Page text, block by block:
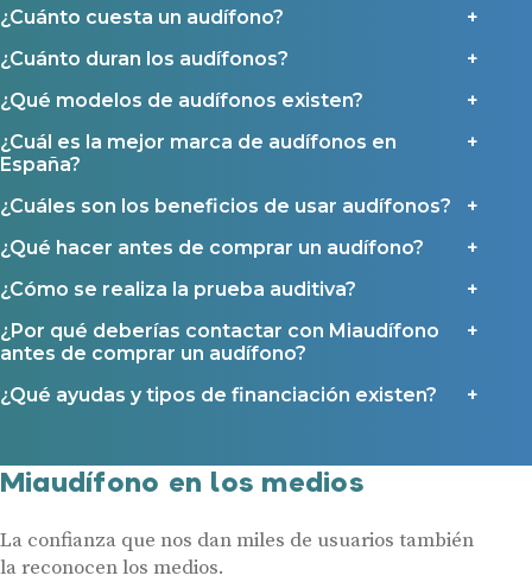
¿Cuánto cuesta un audífono?
¿Cuánto duran los audífonos?
¿Qué modelos de audífonos existen?
¿Cuál es la mejor marca de audífonos en
España?
¿Cuáles son los beneficios de usar audífonos?
¿Qué hacer antes de comprar un audífono?
¿Cómo se realiza la prueba auditiva?
¿Por qué deberías contactar con Miaudífono
antes de comprar un audífono?
¿Qué ayudas y tipos de financiación existen?
Miaudífono en los medios
La confianza que nos dan miles de usuarios también
la reconocen los medios.
Ayudas y subvenciones
Ayuda Miaudífono hasta 200€*
Ayudas para audífonos en Castilla-La Mancha
Ayudas para audífonos en Andalucía
Ayudas para audífonos en Galicia
Ayudas y subvenciones en Asturias
Contacto
Contáctanos